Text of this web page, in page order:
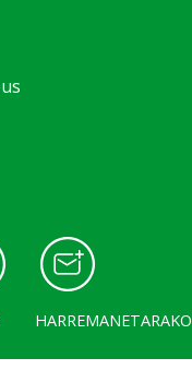
HARREMANETARAKO